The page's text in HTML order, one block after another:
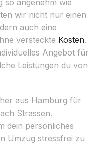
wir nicht nur einen
auch eine
versteckte Kosten.
Angebot für
Leistungen du von
aus Hamburg für
Strassen.
dein persönliches
Umzug stressfrei zu